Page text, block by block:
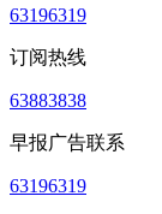
63196319
订阅热线
63883838
早报广告联系
63196319